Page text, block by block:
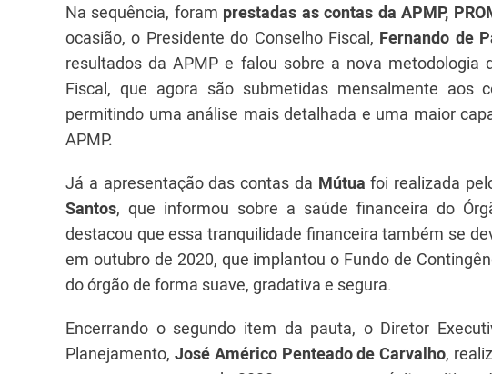
Na sequência, foram prestadas as contas da APMP,
ocasião, o Presidente do Conselho Fiscal, Fernando de
resultados da APMP e falou sobre a nova
Fiscal, que agora são submetidas mensalmente aos
permitindo uma análise mais detalhada e uma maior
APMP.
Já a apresentação das contas da Mútua foi realizada
Santos, que informou sobre a saúde financeira do
destacou que essa tranquilidade financeira também se
em outubro de 2020, que implantou o Fundo de
do órgão de forma suave, gradativa e segura.
Encerrando o segundo item da pauta, o Diretor
Planejamento, José Américo Penteado de Carvalho,